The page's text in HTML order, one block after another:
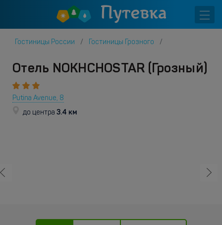
Гостиницы России Гостиницы Грозного
Отель NOKHCHOSTAR (Грозный)
Putina Avenue, 8
до центра 3.4 км